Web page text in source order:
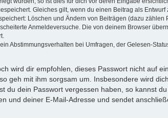
Gleiches gilt, wenn du einen Beitrag als Entwurf
Löschen und Ändern von Beiträgen (dazu zählen
Anmeldeversuche. Die von deinem Browser
Abstimmungsverhalten bei Umfragen, der Gelesen-
wird dir empfohlen, dieses Passwort nicht auf
geh mit ihm sorgsam um. Insbesondere wird
dein Passwort vergessen haben, so kannst
und deiner E-Mail-Adresse und sendet